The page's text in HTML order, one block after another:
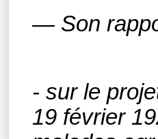
— Son
- sur le
19 février